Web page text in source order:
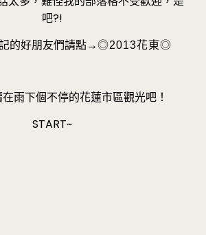
吧?!
的好朋友們請點→◎2013花東◎
雨下個不停的花蓮市區觀光吧！
START~